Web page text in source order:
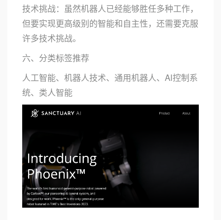
技术挑战：虽然机器人已经能够胜任多种工作，
但要实现更高级别的智能和自主性，还需要克服
许多技术挑战。
六、分类标签推荐
人工智能、机器人技术、通用机器人、AI控制系
统、类人智能